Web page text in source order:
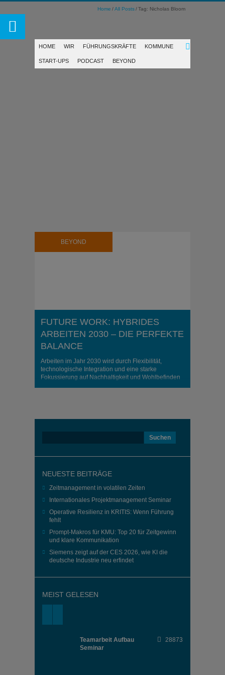
Home All Posts Tag: Nicholas Bloom
HOME WIR FÜHRUNGSKRÄFTE KOMMUNE
START-UPS PODCAST BEYOND
BEYOND
FUTURE WORK: HYBRIDES
ARBEITEN 2030 – DIE PERFEKTE
BALANCE
Arbeiten im Jahr 2030 wird durch Flexibilität,
technologische Integration und eine starke
Fokussierung auf Nachhaltigkeit und Wohlbefinden
NEUESTE BEITRÄGE
Zeitmanagement in volatilen Zeiten
Internationales Projektmanagement Seminar
Operative Resilienz in KRITIS: Wenn Führung
fehlt
Prompt-Makros für KMU: Top 20 für Zeitgewinn
und klare Kommunikation
Siemens zeigt auf der CES 2026, wie KI die
deutsche Industrie neu erfindet
MEIST GELESEN
Teamarbeit Aufbau
Seminar
28873